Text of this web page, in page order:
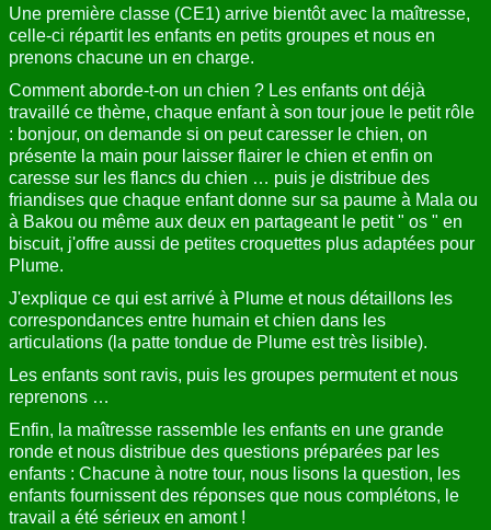
Une première classe (CE1) arrive bientôt avec la maîtresse,
celle-ci répartit les enfants en petits groupes et nous en
prenons chacune un en charge.
Comment aborde-t-on un chien ? Les enfants ont déjà
travaillé ce thème, chaque enfant à son tour joue le petit rôle
: bonjour, on demande si on peut caresser le chien, on
présente la main pour laisser flairer le chien et enfin on
caresse sur les flancs du chien … puis je distribue des
friandises que chaque enfant donne sur sa paume à Mala ou
à Bakou ou même aux deux en partageant le petit " os " en
biscuit, j'offre aussi de petites croquettes plus adaptées pour
Plume.
J'explique ce qui est arrivé à Plume et nous détaillons les
correspondances entre humain et chien dans les
articulations (la patte tondue de Plume est très lisible).
Les enfants sont ravis, puis les groupes permutent et nous
reprenons …
Enfin, la maîtresse rassemble les enfants en une grande
ronde et nous distribue des questions préparées par les
enfants : Chacune à notre tour, nous lisons la question, les
enfants fournissent des réponses que nous complétons, le
travail a été sérieux en amont !